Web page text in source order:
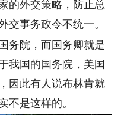
的外交策略，防止总
交事务政令不统一。
务院，而国务卿就是
我国的国务院，美国
因此有人说布林肯就
不是这样的。